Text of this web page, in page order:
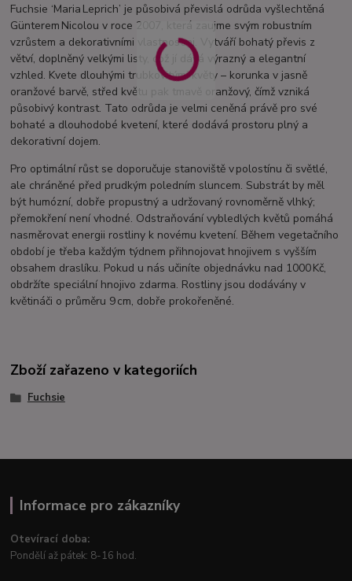
Fuchsie ‘Maria Leprich’ je působivá převislá odrůda vyšlechtěná
Günterem Nicolou v roce 2007, která zaujme svým robustním
vzrůstem a dekorativními vlastnostmi. Vytváří bohatý převis z
větví, doplněný velkými listy, což jí dává výrazný a elegantní
vzhled. Kvete dlouhými trubkovitými květy – korunka v jasně
oranžové barvě, střed květu pak tmavě oranžový, čímž vzniká
působivý kontrast. Tato odrůda je velmi ceněná právě pro své
bohaté a dlouhodobé kvetení, které dodává prostoru plný a
dekorativní dojem.
Pro optimální růst se doporučuje stanoviště v polostínu či světlé,
ale chráněné před prudkým poledním sluncem. Substrát by měl
být humózní, dobře propustný a udržovaný rovnoměrně vlhký;
přemokření není vhodné. Odstraňování vybledlých květů pomáhá
nasměrovat energii rostliny k novému kvetení. Během vegetačního
období je třeba každým týdnem přihnojovat hnojivem s vyšším
obsahem draslíku. Pokud u nás učiníte objednávku nad 1000 Kč,
obdržíte speciální hnojivo zdarma. Rostliny jsou dodávány v
květináči o průměru 9 cm, dobře prokořeněné.
Zboží zařazeno v kategoriích
Fuchsie
Informace pro zákazníky
Otevírací doba:
Pondělí až pátek: 8-16 hod.